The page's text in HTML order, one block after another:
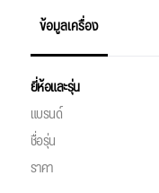
ข้อมูลเครื่อง
ยี่ห้อและรุ่น
แบรนด์
ชื่อรุ่น
ราคา